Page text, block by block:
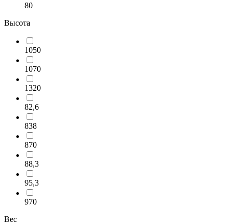
80
Высота
1050
1070
1320
82,6
838
870
88,3
95,3
970
Вес